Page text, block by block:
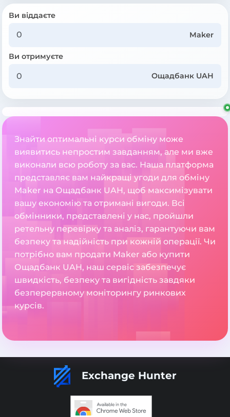
Ви віддаєте
Maker
Ви отримуєте
Ощадбанк UAH
Знайти оптимальні курси обміну може
виявитись непростим завданням, але ми вже
виконали всю роботу за вас. Наша платформа
представляє вам найкращі угоди для обміну
Maker на Ощадбанк UAH, щоб максимізувати
вашу економію та отримані вигоди. Всі
обмінники, представлені у нас, пройшли
ретельну перевірку та аналіз, гарантуючи вам
безпеку та надійність при кожній операції. Чи
потрібно вам продати Maker або купити
Ощадбанк UAH, наш сервіс забезпечує
швидкість, безпеку та вигідність завдяки
безперервному моніторингу ринкових
курсів.
Exchange Hunter